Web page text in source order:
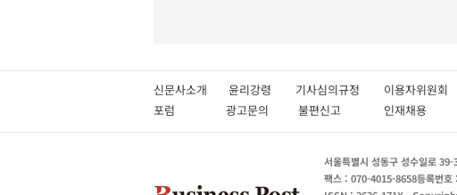
신문사소개 윤리강령 기사심의규정 이용자위원
포럼
광고문의 불편신고 인재채용
서울특별시 성동구 성수일로
팩스 : 070-4015-8658등록번호